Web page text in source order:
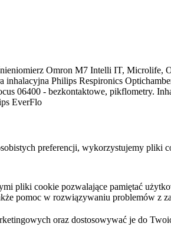
Omron M7 Intelli IT, Microlife,
Philips Respironics
06400 - bezkontaktowe, pikflometry.
EverFlo
preferencji, wykorzystujemy pliki
pliki cookie pozwalające pamiętać
pomoc w rozwiązywaniu problemów z
oraz dostosowywać je do